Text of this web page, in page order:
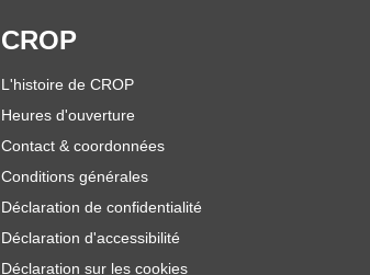
CROP
L'histoire de CROP
Heures d'ouverture
Contact & coordonnées
Conditions générales
Déclaration de confidentialité
Déclaration d'accessibilité
Déclaration sur les cookies